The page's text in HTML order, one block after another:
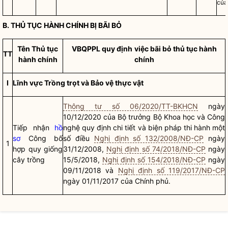
B.THỦ TỤC HÀNH CHÍNHBỊ BÃI BỎ
TT
Tên Thủ tục
hành chính
VBQPPL quy định việc bãi bỏ thủ tục hành
chính
I Lĩnh vực Trồng trọt và Bảo vệ thực vật
1
Tiếp nhận hồ
sơCông bố
hợp quy giống
cây trồng
Thông tư số 06/2020/TT-BKHCN ngày
10/12/2020 của Bộ trưởng Bộ Khoa học và Công
nghệ quy định chi tiết và biện pháp thi hành một
số điều Nghị định số 132/2008/NĐ-CP ngày
31/12/2008, Nghị định số 74/2018/NĐ-CP ngày
15/5/2018, Nghị định số 154/2018/NĐ-CP ngày
09/11/2018 và Nghị định số 119/2017/NĐ-CP
ngày 01/11/2017 của Chính phủ.